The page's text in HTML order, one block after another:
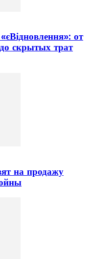
от
скрытых трат
на продажу